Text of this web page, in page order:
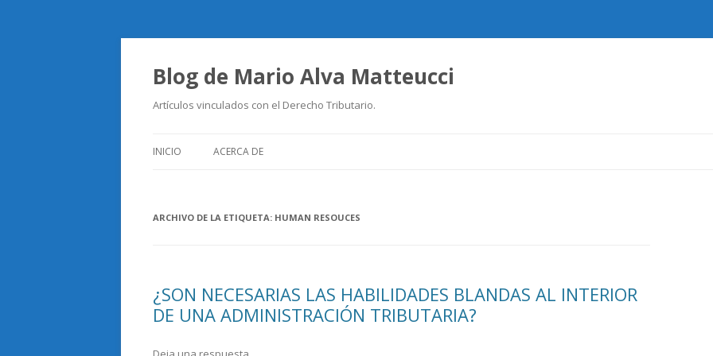
Blog de Mario Alva Matteucci
Artículos vinculados con el Derecho Tributario.
INICIO ACERCA DE
ARCHIVO DE LA ETIQUETA: HUMAN RESOUCES
¿SON NECESARIAS LAS HABILIDADES BLANDAS AL INTERIOR
DE UNA ADMINISTRACIÓN TRIBUTARIA?